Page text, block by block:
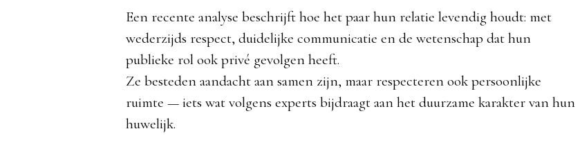
Een recente analyse beschrijft hoe het paar hun relatie levendig houdt: met
wederzijds respect, duidelijke communicatie en de wetenschap dat hun
publieke rol ook privé gevolgen heeft.
Ze besteden aandacht aan samen zijn, maar respecteren ook persoonlijke
ruimte — iets wat volgens experts bijdraagt aan het duurzame karakter van hun
huwelijk.